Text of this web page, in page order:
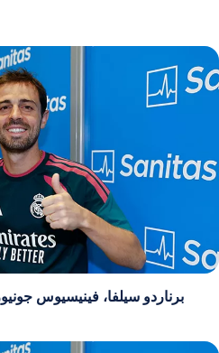
برناردو سيلفا، فينيسيوس